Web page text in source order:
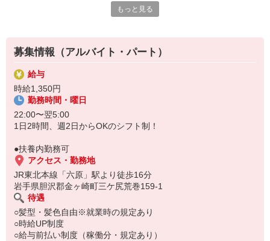
なか卯、かつ庵、ココス、ジョリーパスタ、ビッグボーイ、華屋
ョーグループ！
その中のひとつ『すき家』でお仕事しませんか？
あなたの笑顔で！
すばやく提供！
他にも、食材の調整や金銭管理、新しく入社したクルーの研修など
様々なお仕事があります。
セルフオーダー、セルフ会計で、現金の受け渡しはほとんどありま
せん。※一部店舗を除く
取り間違いもなく安心でスムーズ♪
マニュアルも用意していますので飲食店が初めての方でも大丈夫！
もちろん先輩クルーがしっかり教えてくれるので安心してくださ
い。
もっと見る
募集情報（アルバイト・パート）
給与
時給1,350円
勤務時間・曜日
22:00〜翌5:00
1日2時間、週2日からOKのシフト制！
●扶養内勤務可
アクセス・勤務地
JR東北本線「六原」駅より徒歩16分
岩手県胆沢郡金ヶ崎町三ケ尻荒巻159-1
待遇
○髪型・髪色自由※就業時の規定あり
○時給UP制度
○給与前払い制度（稼働分・規定あり）